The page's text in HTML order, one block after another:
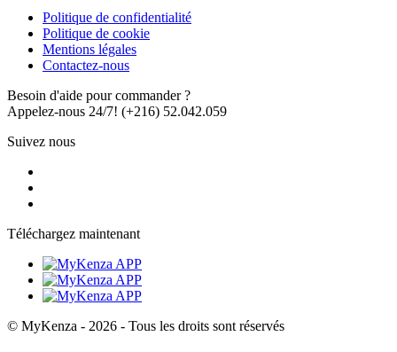
Politique de confidentialité
Politique de cookie
Mentions légales
Contactez-nous
Besoin d'aide pour commander ?
Appelez-nous 24/7! (+216) 52.042.059
Suivez nous
Téléchargez maintenant
© MyKenza - 2026 - Tous les droits sont réservés